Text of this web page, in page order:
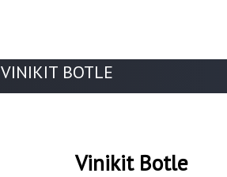
VINIKIT BOTLE
Vinikit Botle